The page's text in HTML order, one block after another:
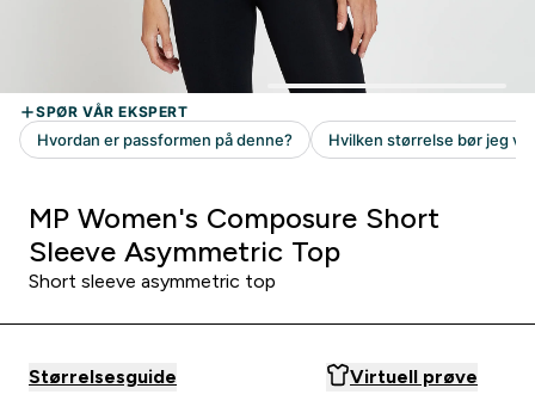
MP Women's Composure Short
Sleeve Asymmetric Top
Short sleeve asymmetric top
Størrelsesguide Virtuell prøve